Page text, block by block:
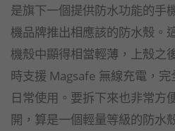
是旗下一個提供防水功能的手
機品牌推出相應該的防水殼。
機殼中顯得相當輕薄，上殼之
時支援 Magsafe 無線充電，
日常使用。要拆下來也非常方
開，算是一個輕量等級的防水